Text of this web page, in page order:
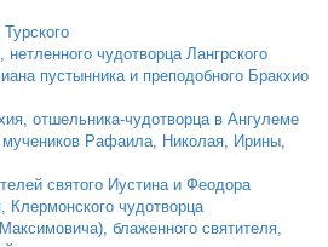
чудотворца Лангрского
пустынника и преподобного Бракхио
отшельника-чудотворца в Ангулеме
Рафаила, Николая, Ирины,
святого Иустина и Феодора
чудотворца
блаженного святителя,